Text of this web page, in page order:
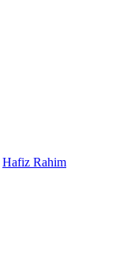
Hafiz Rahim